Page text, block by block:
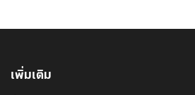
เพิ่มเติม